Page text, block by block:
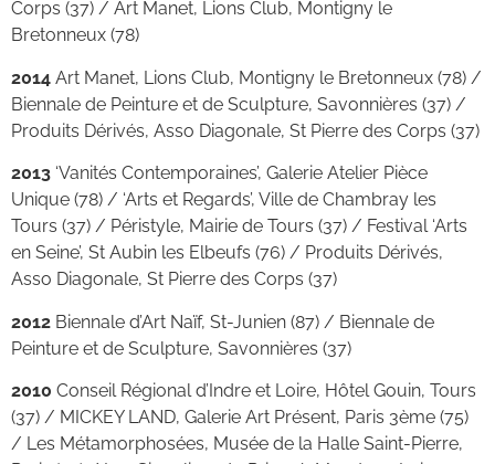
Corps (37) / Art Manet, Lions Club, Montigny le
Bretonneux (78)
2014 Art Manet, Lions Club, Montigny le Bretonneux (78) /
Biennale de Peinture et de Sculpture, Savonnières (37) /
Produits Dérivés, Asso Diagonale, St Pierre des Corps (37)
2013 ‘Vanités Contemporaines’, Galerie Atelier Pièce
Unique (78) / ‘Arts et Regards’, Ville de Chambray les
Tours (37) / Péristyle, Mairie de Tours (37) / Festival ‘Arts
en Seine’, St Aubin les Elbeufs (76) / Produits Dérivés,
Asso Diagonale, St Pierre des Corps (37)
2012 Biennale d’Art Naïf, St-Junien (87) / Biennale de
Peinture et de Sculpture, Savonnières (37)
2010 Conseil Régional d’Indre et Loire, Hôtel Gouin, Tours
(37) / MICKEY LAND, Galerie Art Présent, Paris 3ème (75)
/ Les Métamorphosées, Musée de la Halle Saint-Pierre,